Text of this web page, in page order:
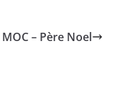
MOC – Père Noel